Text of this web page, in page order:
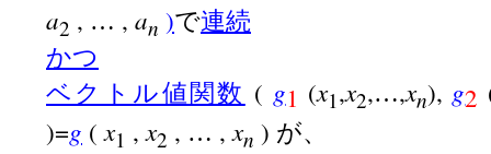
a2 , … , an )で連続
かつ
ベクトル値関数 ( g1 (x1 ,x2,…,xn), g2
)=g (x1 ,x2 , … ,xn ) が、